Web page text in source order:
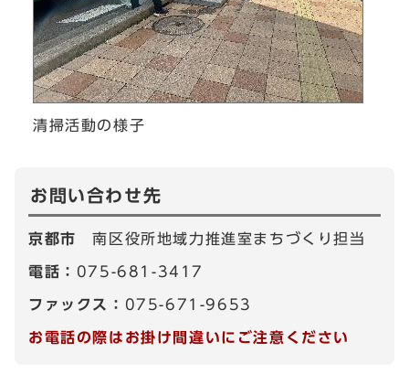
清掃活動の様子
お問い合わせ先
京都市南区役所地域力推進室まちづくり担当
電話： 075-681-3417
ファックス： 075-671-9653
お電話の際はお掛け間違いにご注意ください